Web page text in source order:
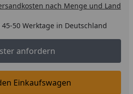
nach Menge und Land
50 Werktage in Deutschland
Muster anfordern
anfordern
In den Einkaufswagen legen
Einkaufswagen